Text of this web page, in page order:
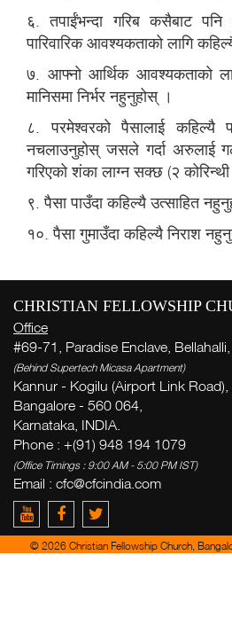
६. तपाईंभन्दा गरिब कसैबाट पनि
पारिवारिक आवश्यकताको लागि
७. आफ्नो आर्थिक आवश्यकताको
मानिसमा निर्भर नहुनुहोस् ।
८. परमेश्वरको पैसालाई कहिल्यै
नचलाउनुहोस् जसले गर्दा अरुलाई
गरिएको शंका लाग्न सक्छ (२
९. पैसा पाउँदा कहिल्यै उत्साहित
१०. पैसा गुमाउँदा कहिल्यै निराश
CHRISTIAN FELLOWSHIP
Office
#69-71, Paradise Enclave, Bellahalli,
(Behind Supertech Micasa Apartment)
Kannur - Kogilu (Airport Link Road),
Bangalore - 560 064,
Karnataka, INDIA.
Phone : +(91) 948 194 1079
(Office Timings : 9:00 AM - 5:00 PM IST)
Email : cfc@cfcindia.com
© 2026 Christian Fellowship Church,